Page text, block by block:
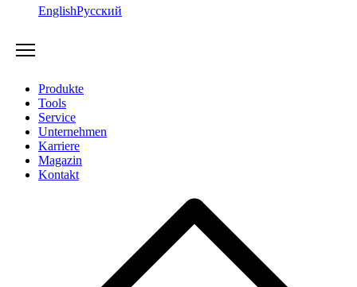
EnglishРусский
Produkte
Tools
Service
Unternehmen
Karriere
Magazin
Kontakt